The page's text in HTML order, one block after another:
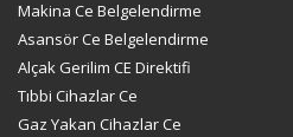
Makina Ce Belgelendirme
Asansör Ce Belgelendirme
Alçak Gerilim CE Direktifi
Tıbbi Cihazlar Ce
Gaz Yakan Cihazlar Ce